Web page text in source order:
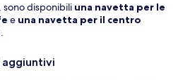
sono disponibili una navetta per le
e una navetta per il centro
.